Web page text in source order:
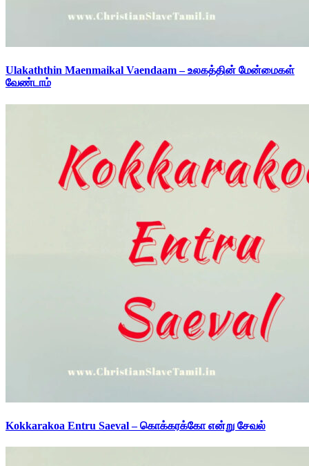
Ulakaththin Maenmaikal Vaendaam – உலகத்தின் மேன்மைகள்
வேண்டாம்
Kokkarakoa Entru Saeval – கொக்கரக்கோ என்று சேவல்